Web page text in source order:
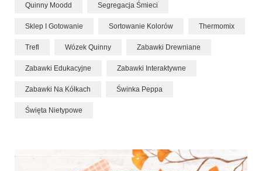
Quinny Moodd Segregacja Śmieci
Sklep I Gotowanie Sortowanie Kolorów Thermomix
Trefl Wózek Quinny Zabawki Drewniane
Zabawki Edukacyjne Zabawki Interaktywne
Zabawki Na Kółkach Świnka Peppa
Święta Nietypowe